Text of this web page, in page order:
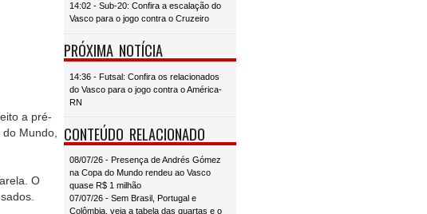
a pré-
Mundo,
O
14:02 - Sub-20: Confira a escalação do
Vasco para o jogo contra o Cruzeiro
PRÓXIMA NOTÍCIA
14:36 - Futsal: Confira os relacionados
do Vasco para o jogo contra o América-
RN
CONTEÚDO RELACIONADO
08/07/26 - Presença de Andrés Gómez
na Copa do Mundo rendeu ao Vasco
quase R$ 1 milhão
07/07/26 - Sem Brasil, Portugal e
Colômbia, veja a tabela das quartas e o